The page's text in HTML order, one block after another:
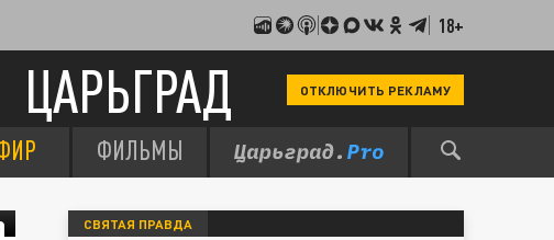
18+
ЦАРЬГРАД ОТКЛЮЧИТЬ РЕКЛАМУ
ФИЛЬМЫ
СВЯТАЯ ПРАВДА